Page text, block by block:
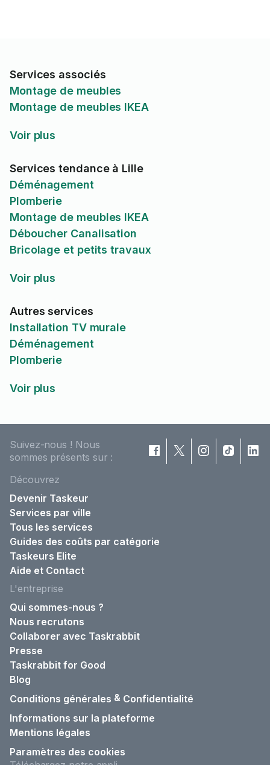
Services associés
Montage de meubles
Montage de meubles IKEA
Voir plus
Services tendance à Lille
Déménagement
Plomberie
Montage de meubles IKEA
Déboucher Canalisation
Bricolage et petits travaux
Voir plus
Autres services
Installation TV murale
Déménagement
Plomberie
Voir plus
Suivez-nous ! Nous
sommes présents sur :
Découvrez
Devenir Taskeur
Services par ville
Tous les services
Guides des coûts par catégorie
Taskeurs Elite
Aide et Contact
L'entreprise
Qui sommes-nous ?
Nous recrutons
Collaborer avec Taskrabbit
Presse
Taskrabbit for Good
Blog
Conditions générales & Confidentialité
Informations sur la plateforme
Mentions légales
Paramètres des cookies